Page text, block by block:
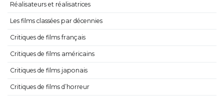
Réalisateurs et réalisatrices
Les films classées par décennies
Critiques de films français
Critiques de films américains
Critiques de films japonais
Critiques de films d’horreur